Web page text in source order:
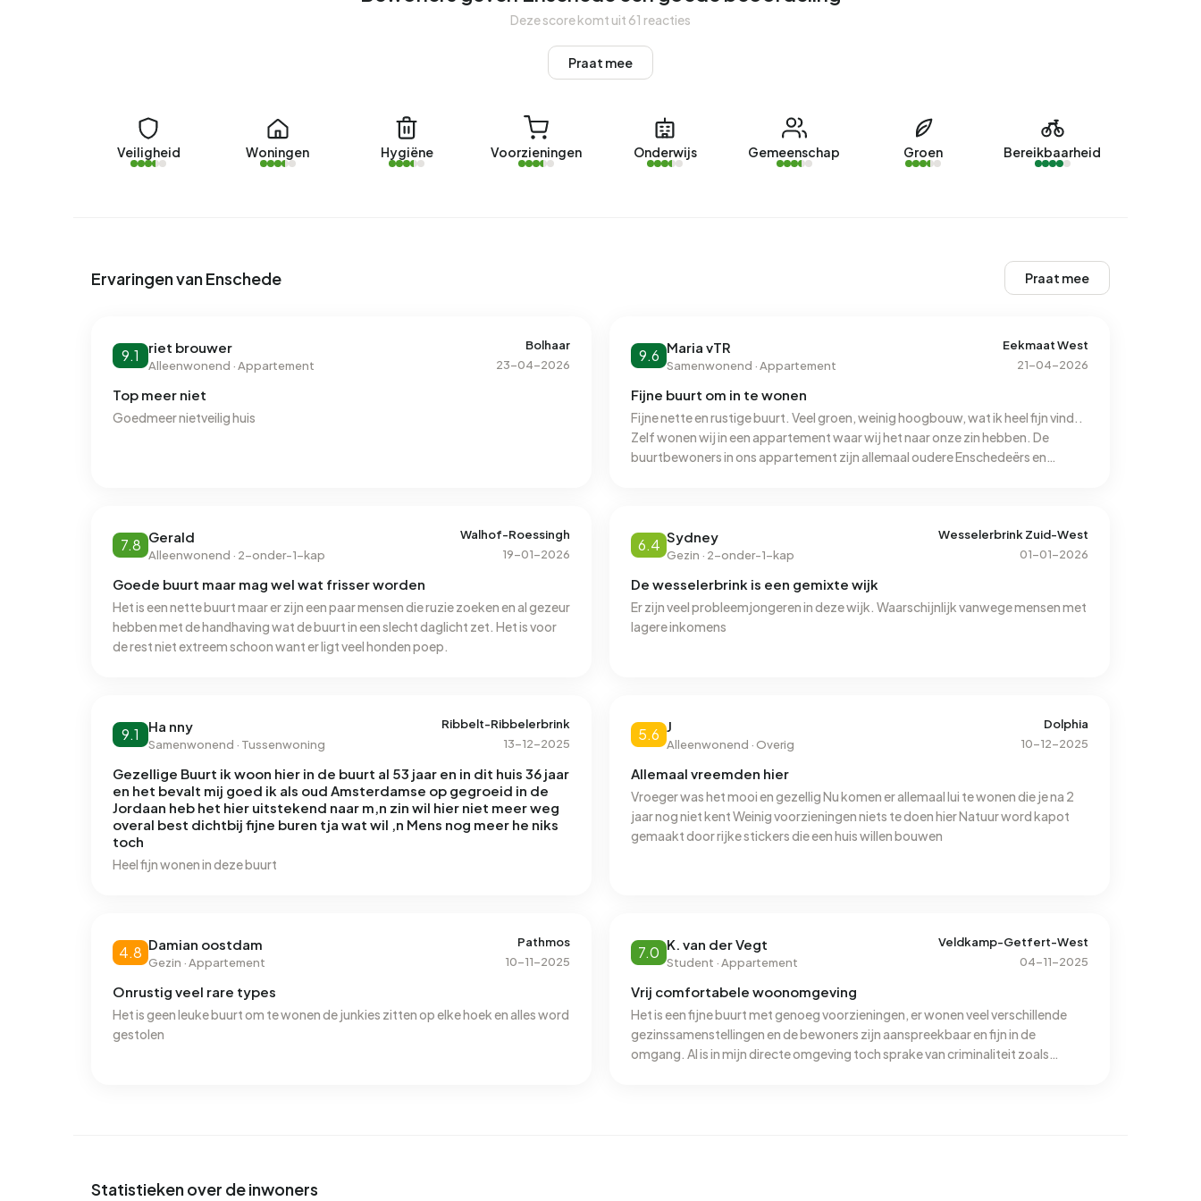
Deze score komt uit 61 reacties
Praat mee
Veiligheid Woningen Hygiëne Voorzieningen Onderwijs Gemeenschap Groen Bereikbaarheid
Ervaringen van Enschede Praat mee
9.1 riet brouwer
Alleenwonend · Appartement
Bolhaar
23-04-2026
Top meer niet
Goedmeer nietveilig huis
9.6 Maria vTR
Samenwonend · Appartement
Eekmaat West
21-04-2026
Fijne buurt om in te wonen
Fijne nette en rustige buurt. Veel groen, weinig hoogbouw, wat ik heel fijn vind..
Zelf wonen wij in een appartement waar wij het naar onze zin hebben. De
buurtbewoners in ons appartement zijn allemaal oudere Enschedeërs en
een nadeel. Je moet echt vervoer hebben als je ergens heen wilt. NIet iedereen
kan op de fiets of heeft een auto. IK voel mij hiert veilig in de 6 jaar dat ik hoer
geven. Ook zie je hier geen groepen jongeren rond hangen.
7.8 Gerald
Alleenwonend · 2-onder-1-kap
Walhof-Roessingh
19-01-2026
Goede buurt maar mag wel wat frisser worden
Het is een nette buurt maar er zijn een paar mensen die ruzie zoeken en al gezeur
hebben met de handhaving wat de buurt in een slecht daglicht zet. Het is voor
de rest niet extreem schoon want er ligt veel honden poep.
6.4 Sydney
Gezin · 2-onder-1-kap
Wesselerbrink Zuid-West
01-01-2026
De wesselerbrink is een gemixte wijk
Er zijn veel probleemjongeren in deze wijk. Waarschijnlijk vanwege mensen met
lagere inkomens
9.1 Ha nny
Samenwonend · Tussenwoning
Ribbelt-Ribbelerbrink
13-12-2025
Gezellige Buurt ik woon hier in de buurt al 53 jaar en in dit huis 36 jaar
en het bevalt mij goed ik als oud Amsterdamse op gegroeid in de
Jordaan heb het hier uitstekend naar m,n zin wil hier niet meer weg
overal best dichtbij fijne buren tja wat wil ,n Mens nog meer he niks
toch
Heel fijn wonen in deze buurt
5.6 J
Alleenwonend · Overig
Dolphia
10-12-2025
Allemaal vreemden hier
Vroeger was het mooi en gezellig Nu komen er allemaal lui te wonen die je na 2
jaar nog niet kent Weinig voorzieningen niets te doen hier Natuur word kapot
gemaakt door rijke stickers die een huis willen bouwen
4.8 Damian oostdam
Gezin · Appartement
Pathmos
10-11-2025
Onrustig veel rare types
Het is geen leuke buurt om te wonen de junkies zitten op elke hoek en alles word
gestolen
7.0 K. van der Vegt
Student · Appartement
Veldkamp-Getfert-West
04-11-2025
Vrij comfortabele woonomgeving
Het is een fijne buurt met genoeg voorzieningen, er wonen veel verschillende
gezinssamenstellingen en de bewoners zijn aanspreekbaar en fijn in de
omgang. Al is in mijn directe omgeving toch sprake van criminaliteit zoals
Statistieken over de inwoners